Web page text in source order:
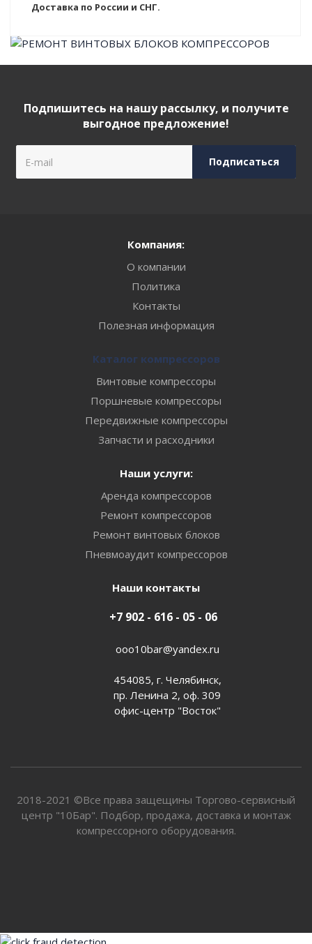
Доставка по России и СНГ.
Подпишитесь на нашу рассылку, и получите
выгодное предложение!
Компания:
О компании
Политика
Контакты
Полезная информация
Каталог компрессоров
Винтовые компрессоры
Поршневые компрессоры
Передвижные компрессоры
Запчасти и расходники
Наши услуги:
Аренда компрессоров
Ремонт компрессоров
Ремонт винтовых блоков
Пневмоаудит компрессоров
Наши контакты
+7 902 - 616 - 05 - 06
ooo10bar@yandex.ru
454085, г. Челябинск,
пр. Ленина 2, оф. 309
офис-центр "Восток"
2018-2021 ©Все права защещины Торгово-сервисный
центр "10Бар". Подбор, продажа, доставка и монтаж
компрессорного оборудования.